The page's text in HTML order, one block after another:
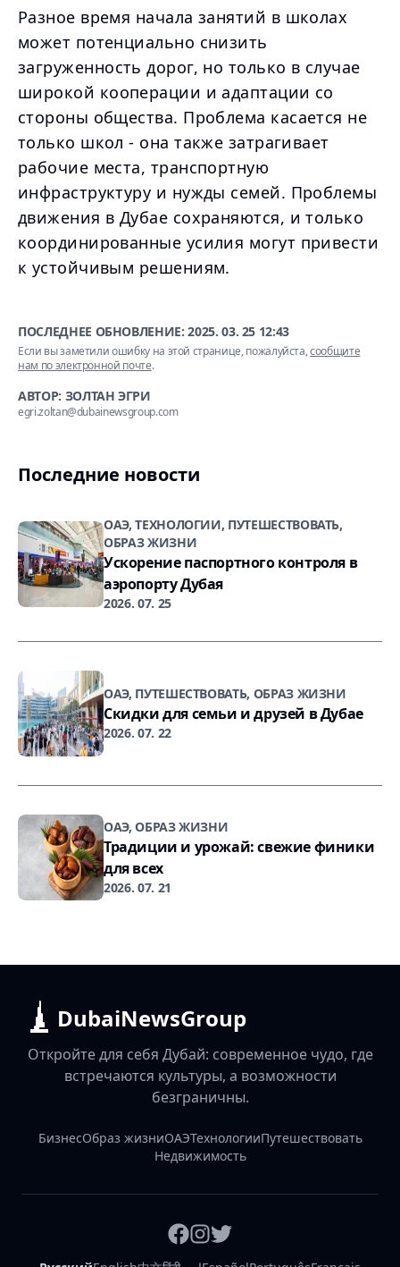
Разное время начала занятий в школах
может потенциально снизить
загруженность дорог, но только в случае
широкой кооперации и адаптации со
стороны общества. Проблема касается не
только школ - она также затрагивает
рабочие места, транспортную
инфраструктуру и нужды семей. Проблемы
движения в Дубае сохраняются, и только
координированные усилия могут привести
к устойчивым решениям.
ПОСЛЕДНЕЕ ОБНОВЛЕНИЕ:2025. 03. 25 12:43
Если вы заметили ошибку на этой странице, пожалуйста,сообщите
нам по электронной почте.
АВТОР: ЗОЛТАН ЭГРИ
egri.zoltan@dubainewsgroup.com
Последние новости
ОАЭ, ТЕХНОЛОГИИ, ПУТЕШЕСТВОВАТЬ,
ОБРАЗ ЖИЗНИ
Ускорение паспортного контроля в
аэропорту Дубая
2026. 07. 25
ОАЭ, ПУТЕШЕСТВОВАТЬ, ОБРАЗ ЖИЗНИ
Скидки для семьи и друзей в Дубае
2026. 07. 22
ОАЭ, ОБРАЗ ЖИЗНИ
Традиции и урожай: свежие финики
для всех
2026. 07. 21
DubaiNewsGroup
Откройте для себя Дубай: современное чудо, где
встречаются культуры, а возможности
безграничны.
БизнесОбраз жизниОАЭТехнологииПутешествовать
Недвижимость